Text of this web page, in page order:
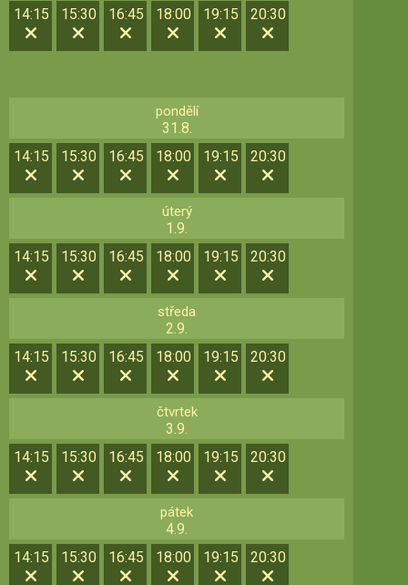
14:15
15:30 16:45 18:00 19:15 20:30
pondělí
31.8.
14:15
15:30 16:45 18:00 19:15 20:30
úterý
1.9.
14:15
15:30 16:45 18:00 19:15 20:30
středa
2.9.
14:15
15:30 16:45 18:00 19:15 20:30
čtvrtek
3.9.
14:15
15:30 16:45 18:00 19:15 20:30
pátek
4.9.
14:15
15:30 16:45 18:00 19:15 20:30